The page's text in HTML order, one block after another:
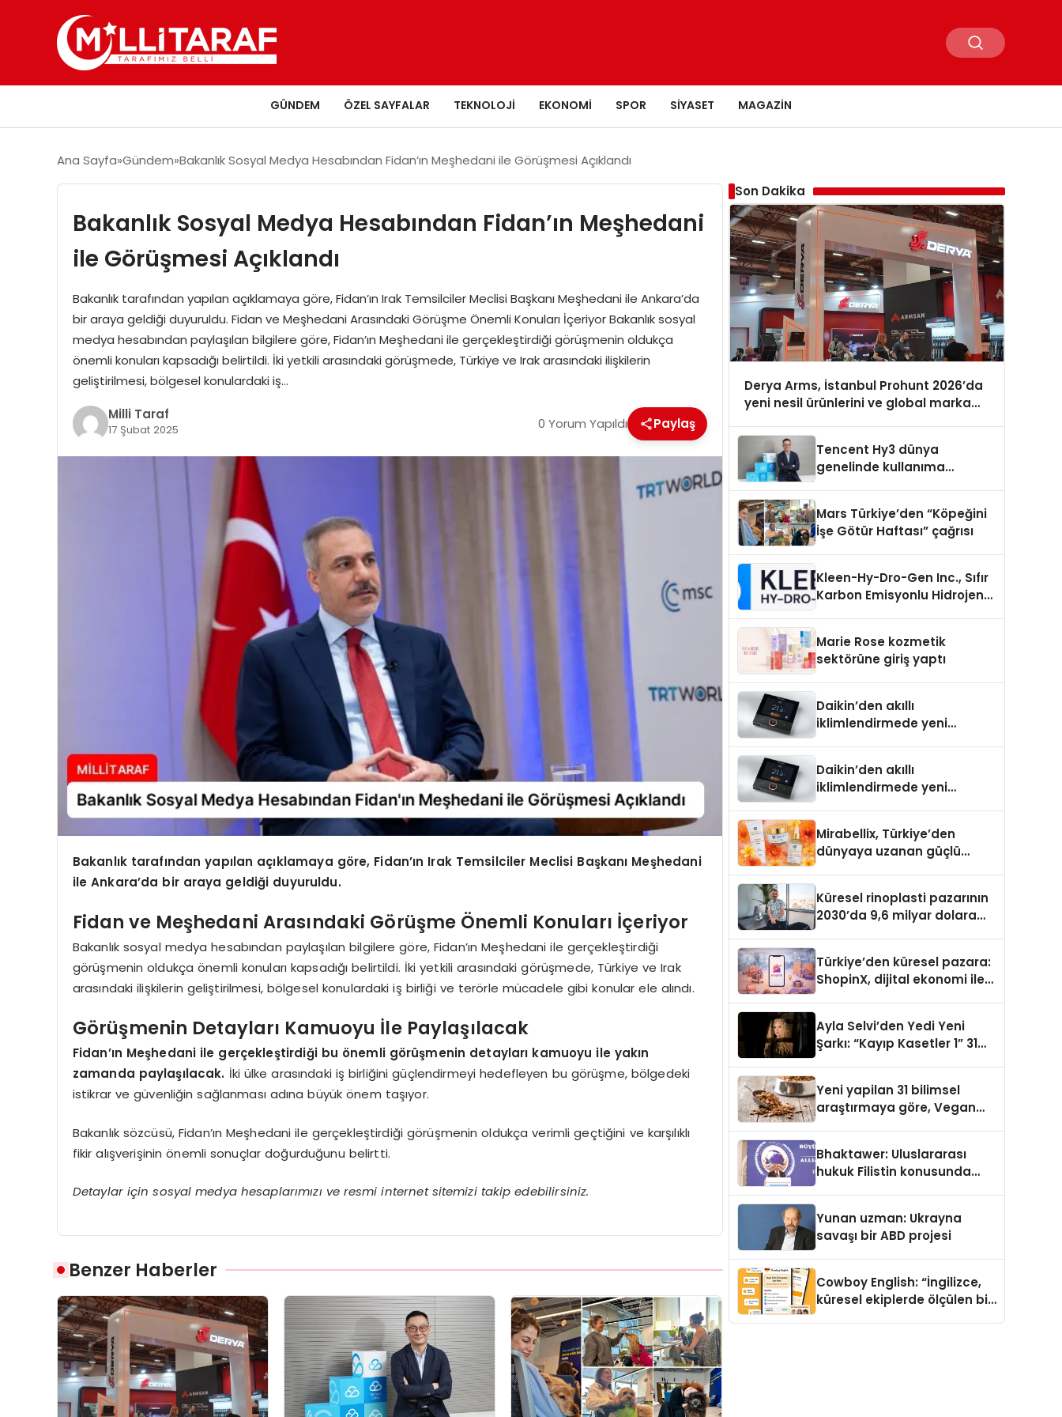
GÜNDEM ÖZEL SAYFALAR TEKNOLOJI EKONOMI SPOR SIYASET MAGAZIN
Ana Sayfa Gündem Bakanlık Sosyal Medya Hesabından Fidan’ın Meşhedani ile Görüşmesi Açıklandı
Bakanlık Sosyal Medya Hesabından Fidan’ın Meşhedani
ile Görüşmesi Açıklandı
Bakanlık tarafından yapılan açıklamaya göre, Fidan’ın Irak Temsilciler Meclisi Başkanı Meşhedani ile Ankara’da
bir araya geldiği duyuruldu. Fidan ve Meşhedani Arasındaki Görüşme Önemli Konuları İçeriyor Bakanlık sosyal
medya hesabından paylaşılan bilgilere göre, Fidan’ın Meşhedani ile gerçekleştirdiği görüşmenin oldukça
önemli konuları kapsadığı belirtildi. İki yetkili arasındaki görüşmede, Türkiye ve Irak arasındaki ilişkilerin
geliştirilmesi, bölgesel konulardaki iş…
Milli Taraf
17 Şubat 2025 0 Yorum Yapıldı Paylaş
Bakanlık tarafından yapılan açıklamaya göre, Fidan’ın Irak Temsilciler Meclisi Başkanı Meşhedani
ile Ankara’da bir araya geldiği duyuruldu.
Fidan ve Meşhedani Arasındaki Görüşme Önemli Konuları İçeriyor
Bakanlık sosyal medya hesabından paylaşılan bilgilere göre, Fidan’ın Meşhedani ile gerçekleştirdiği
görüşmenin oldukça önemli konuları kapsadığı belirtildi. İki yetkili arasındaki görüşmede, Türkiye ve Irak
arasındaki ilişkilerin geliştirilmesi, bölgesel konulardaki iş birliği ve terörle mücadele gibi konular ele alındı.
Görüşmenin Detayları Kamuoyu İle Paylaşılacak
Fidan’ın Meşhedani ile gerçekleştirdiği bu önemli görüşmenin detayları kamuoyu ile yakın
zamanda paylaşılacak. İki ülke arasındaki iş birliğini güçlendirmeyi hedefleyen bu görüşme, bölgedeki
istikrar ve güvenliğin sağlanması adına büyük önem taşıyor.
Bakanlık sözcüsü, Fidan’ın Meşhedani ile gerçekleştirdiği görüşmenin oldukça verimli geçtiğini ve karşılıklı
fikir alışverişinin önemli sonuçlar doğurduğunu belirtti.
Detaylar için sosyal medya hesaplarımızı ve resmi internet sitemizi takip edebilirsiniz.
Benzer Haberler
Son Dakika
Derya Arms, İstanbul Prohunt 2026’da
yeni nesil ürünlerini ve global marka
Tencent Hy3 dünya
genelinde kullanıma
Mars Türkiye’den “Köpeğini
İşe Götür Haftası” çağrısı
Kleen-Hy-Dro-Gen Inc., Sıfır
Karbon Emisyonlu Hidrojen
Aldı
Marie Rose kozmetik
sektörüne giriş yaptı
Daikin’den akıllı
iklimlendirmede yeni
Daikin’den akıllı
iklimlendirmede yeni
Mirabellix, Türkiye’den
dünyaya uzanan güçlü
Küresel rinoplasti pazarının
2030’da 9,6 milyar dolara
Türkiye’den küresel pazara:
ShopinX, dijital ekonomi ile
Ayla Selvi’den Yedi Yeni
Şarkı: “Kayıp Kasetler 1” 31
Yeni yapilan 31 bilimsel
araştırmaya göre, Vegan
Sindirildiğini Ortaya Koydu
Bhaktawer: Uluslararası
hukuk Filistin konusunda
Yunan uzman: Ukrayna
savaşı bir ABD projesi
Cowboy English: “İngilizce,
küresel ekiplerde ölçülen bir